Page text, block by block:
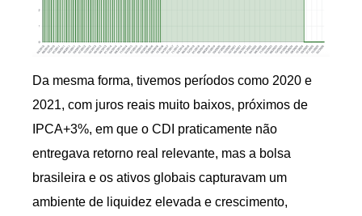
Da mesma forma, tivemos períodos como 2020 e
2021, com juros reais muito baixos, próximos de
IPCA+3%, em que o CDI praticamente não
entregava retorno real relevante, mas a bolsa
brasileira e os ativos globais capturavam um
ambiente de liquidez elevada e crescimento,